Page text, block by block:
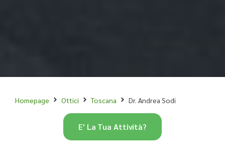
Homepage Ottici Toscana Dr. Andrea Sodi
E' La Tua Attività?